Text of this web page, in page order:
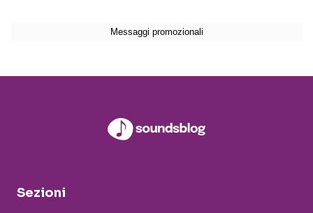
Sezioni